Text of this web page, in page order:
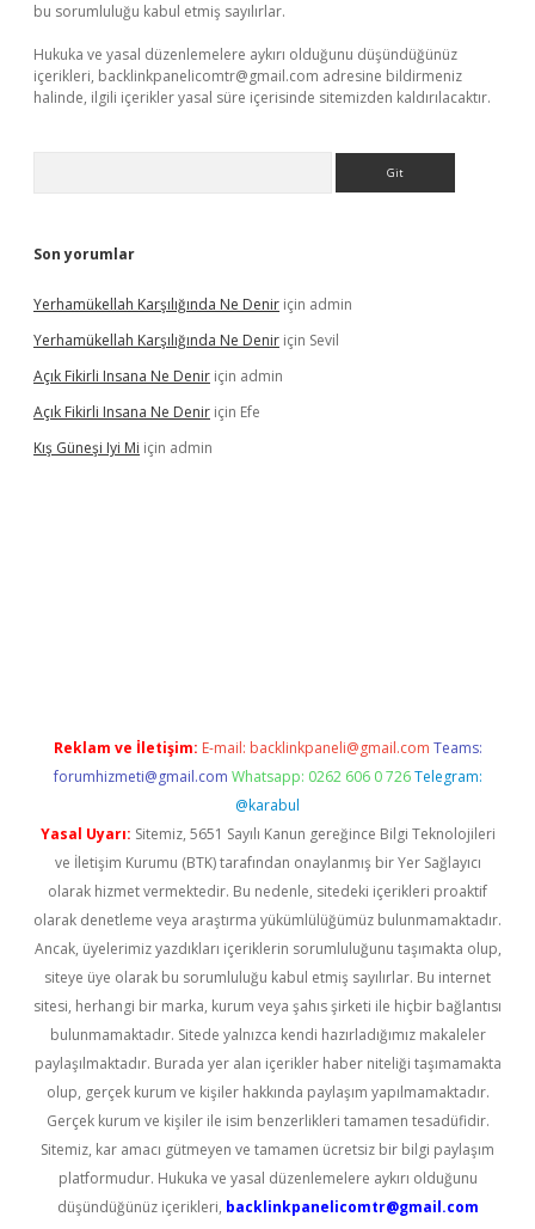
bu sorumluluğu kabul etmiş sayılırlar.
Hukuka ve yasal düzenlemelere aykırı olduğunu düşündüğünüz
içerikleri, backlinkpanelicomtr@gmail.com adresine bildirmeniz
halinde, ilgili içerikler yasal süre içerisinde sitemizden kaldırılacaktır.
Son yorumlar
Yerhamükellah Karşılığında Ne Denir için admin
Yerhamükellah Karşılığında Ne Denir için Sevil
Açık Fikirli Insana Ne Denir için admin
Açık Fikirli Insana Ne Denir için Efe
Kış Güneşi Iyi Mi için admin
Reklam ve İletişim: E-mail: backlinkpaneli@gmail.com Teams:
forumhizmeti@gmail.com Whatsapp: 0262 606 0 726 Telegram:
@karabul
Yasal Uyarı: Sitemiz, 5651 Sayılı Kanun gereğince Bilgi Teknolojileri
ve İletişim Kurumu (BTK) tarafından onaylanmış bir Yer Sağlayıcı
olarak hizmet vermektedir. Bu nedenle, sitedeki içerikleri proaktif
olarak denetleme veya araştırma yükümlülüğümüz bulunmamaktadır.
Ancak, üyelerimiz yazdıkları içeriklerin sorumluluğunu taşımakta olup,
siteye üye olarak bu sorumluluğu kabul etmiş sayılırlar. Bu internet
sitesi, herhangi bir marka, kurum veya şahıs şirketi ile hiçbir bağlantısı
bulunmamaktadır. Sitede yalnızca kendi hazırladığımız makaleler
paylaşılmaktadır. Burada yer alan içerikler haber niteliği taşımamakta
olup, gerçek kurum ve kişiler hakkında paylaşım yapılmamaktadır.
Gerçek kurum ve kişiler ile isim benzerlikleri tamamen tesadüfidir.
Sitemiz, kar amacı gütmeyen ve tamamen ücretsiz bir bilgi paylaşım
platformudur. Hukuka ve yasal düzenlemelere aykırı olduğunu
düşündüğünüz içerikleri, backlinkpanelicomtr@gmail.com